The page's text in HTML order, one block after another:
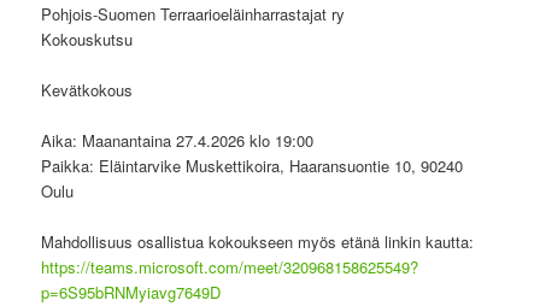
Pohjois-Suomen Terraarioeläinharrastajat ry
Kokouskutsu
Kevätkokous
Aika: Maanantaina 27.4.2026 klo 19:00
Paikka: Eläintarvike Muskettikoira, Haaransuontie 10, 90240
Oulu
Mahdollisuus osallistua kokoukseen myös etänä linkin kautta:
https://teams.microsoft.com/meet/320968158625549?
p=6S95bRNMyiavg7649D